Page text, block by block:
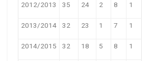
2012/2013 35 24 2 8 1
2013/2014 32 23 1 7 1
2014/2015 32 18 5 8 1